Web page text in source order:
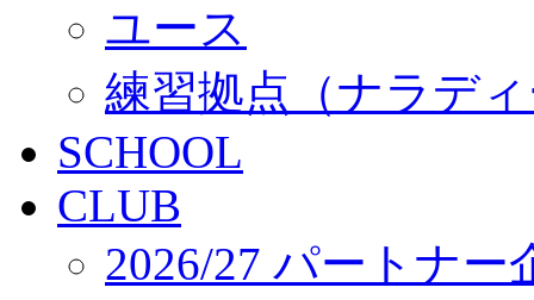
ユース
練習拠点（ナラデ
SCHOOL
CLUB
2026/27 パートナー